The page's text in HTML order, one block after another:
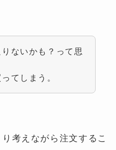
ないかも？って思
てしまう。
考えながら注文するこ